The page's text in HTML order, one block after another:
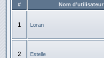
#
Nom d’utilisateur
1 Loran
2 Estelle